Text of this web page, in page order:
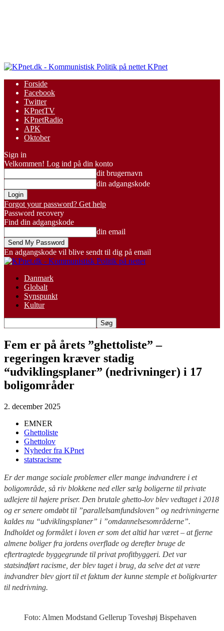
KPnet
Forside
Facebook
Twitter
KPnetTV
KPnetRadio
APK
Oktober
Sign in
Velkommen! Log ind på din konto
dit brugernavn
din adgangskode
Forgot your password? Get help
Password recovery
Find din adgangskode
din email
En adgangskode vil blive sendt til dig på email
Danmark
Globalt
Synspunkt
Kultur
Fem er på årets ”ghettoliste” –
regeringen kræver stadig
“udviklingsplaner” (nedrivninger) i 17
boligområder
2. december 2025
EMNER
Ghettoliste
Ghettolov
Nyheder fra KPnet
statsracisme
Er der mange sociale problemer eller mange indvandrere i et
boligområde, så riv blokkene ned eller sælg boligerne til private
udlejere til højere priser. Den brutale ghetto-lov blev vedtaget i 2018
og er senere omdøbt til ”parallelsamfundsloven” og nedrivningerne
kaldes nu “udviklingsplaner” i ”omdannelsesområderne”.
Indholdet og formålet i loven er som det altid har været – at fjerne
almene boliger fra jordens overflade og derefter bruge de
eftertragtede byggegrunde til privat profitbyggeri. Det var
statsindført racisme, der blev taget i brug, da selve det at være
indvandrer blev gjort til et faktum der kunne stemple et boligkvarter
til nedrivning.
Foto: Almen Modstand Gellerup Toveshøj Bispehaven